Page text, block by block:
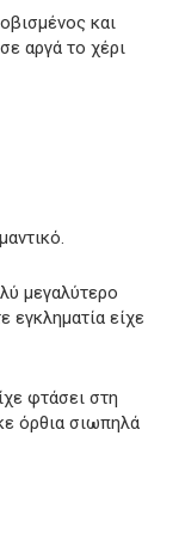
και
αργά το χέρι
μεγαλύτερο
είχε
φτάσει στη
όρθια σιωπηλά